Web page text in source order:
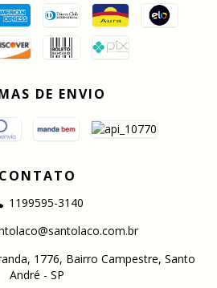
DE ENVIO
CONTATO
1199595-3140
1776, Bairro Campestre, Santo
André - SP